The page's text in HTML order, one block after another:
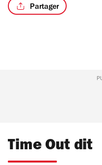
Partager
Time Out dit